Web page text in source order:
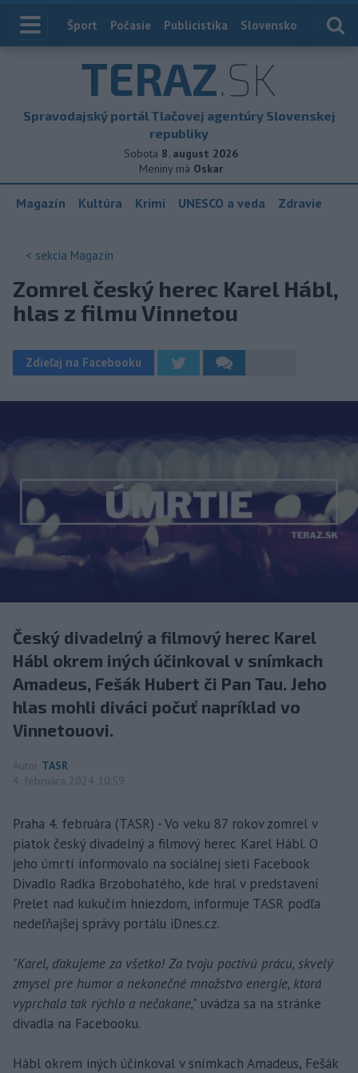
Index
Šport Počasie Publicistika Slovensko
TERAZ.SK
Spravodajský portál Tlačovej agentúry Slovenskej
republiky
Sobota 8. august 2026
Meniny má Oskar
Magazín Kultúra Krimi UNESCO a veda Zdravie
< sekcia Magazín
Zomrel český herec Karel Hábl,
hlas z filmu Vinnetou
Zdieľaj na Facebooku
Český divadelný a filmový herec Karel
Hábl okrem iných účinkoval v snímkach
Amadeus, Fešák Hubert či Pan Tau. Jeho
hlas mohli diváci počuť napríklad vo
Vinnetouovi.
Autor TASR
4. februára 2024 10:59
Praha 4. februára (TASR) - Vo veku 87 rokov zomrel v
piatok český divadelný a filmový herec Karel Hábl. O
jeho úmrtí informovalo na sociálnej sieti Facebook
Divadlo Radka Brzobohatého, kde hral v predstavení
Prelet nad kukučím hniezdom, informuje TASR podľa
nedeľňajšej správy portálu iDnes.cz.
"Karel, ďakujeme za všetko! Za tvoju poctivú prácu, skvelý
zmysel pre humor a nekonečné množstvo energie, ktorá
vyprchala tak rýchlo a nečakane," uvádza sa na stránke
divadla na Facebooku.
Hábl okrem iných účinkoval v snímkach Amadeus, Fešák